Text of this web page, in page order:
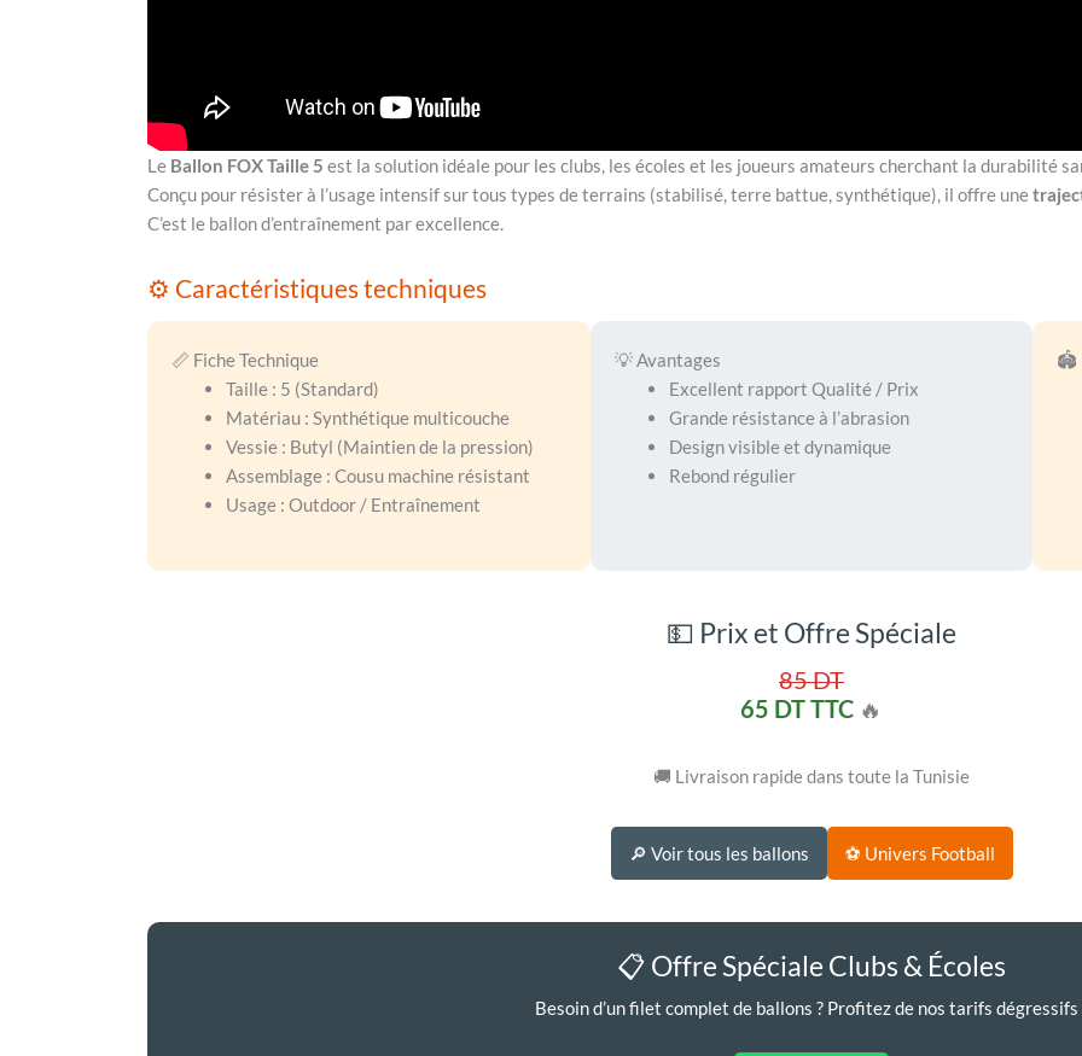
Le Ballon FOX Taille 5 est la solution idéale pour les clubs, les écoles et les joueurs amateurs cherchant la durabilité
Conçu pour résister à l’usage intensif sur tous types de terrains (stabilisé, terre battue, synthétique), il offre une
C’est le ballon d’entraînement par excellence.
⚙️ Caractéristiques techniques
📏 Fiche Technique
Taille : 5 (Standard)
Matériau : Synthétique multicouche
Vessie : Butyl (Maintien de la pression)
Assemblage : Cousu machine résistant
Usage : Outdoor / Entraînement
💡 Avantages
Excellent rapport Qualité / Prix
Grande résistance à l’abrasion
Design visible et dynamique
Rebond régulier
🏟️
💵 Prix et Offre Spéciale
85 DT
65 DT TTC 🔥
🚚 Livraison rapide dans toute la Tunisie
🔎 Voir tous les ballons ⚽ Univers Football
📋 Offre Spéciale Clubs & Écoles
Besoin d’un filet complet de ballons ? Profitez de nos tarifs dégressifs